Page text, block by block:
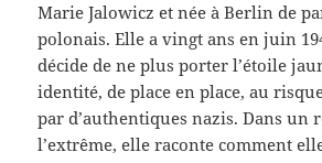
Marie Jalowicz et née à Berlin de
polonais. Elle a vingt ans en juin
décide de ne plus porter l’étoile
identité, de place en place, au
par d’authentiques nazis. Dans un
l’extrême, elle raconte comment